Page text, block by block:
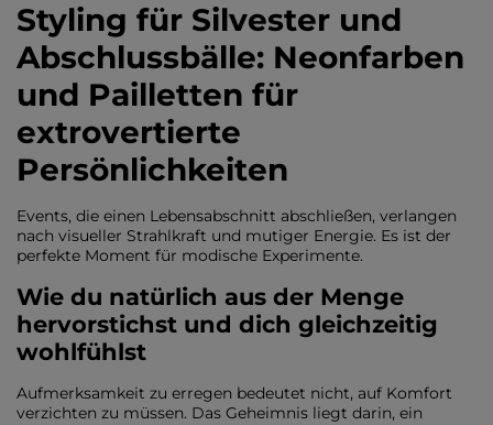
Styling für Silvester und
Abschlussbälle: Neonfarben
und Pailletten für
extrovertierte
Persönlichkeiten
Events, die einen Lebensabschnitt abschließen, verlangen
nach visueller Strahlkraft und mutiger Energie. Es ist der
perfekte Moment für modische Experimente.
Wie du natürlich aus der Menge
hervorstichst und dich gleichzeitig
wohlfühlst
Aufmerksamkeit zu erregen bedeutet nicht, auf Komfort
verzichten zu müssen. Das Geheimnis liegt darin, ein